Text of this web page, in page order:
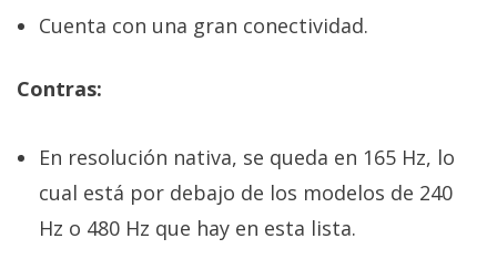
Cuenta con una gran conectividad.
Contras:
En resolución nativa, se queda en 165 Hz, lo
cual está por debajo de los modelos de 240
Hz o 480 Hz que hay en esta lista.